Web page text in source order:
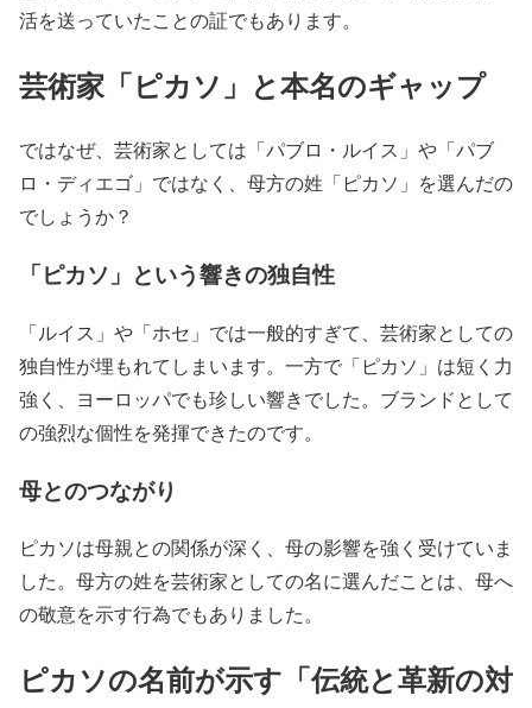
活を送っていたことの証でもあります。
芸術家「ピカソ」と本名のギャップ
ではなぜ、芸術家としては「パブロ・ルイス」や「パブ
ロ・ディエゴ」ではなく、母方の姓「ピカソ」を選んだの
でしょうか？
「ピカソ」という響きの独自性
「ルイス」や「ホセ」では一般的すぎて、芸術家としての
独自性が埋もれてしまいます。一方で「ピカソ」は短く力
強く、ヨーロッパでも珍しい響きでした。ブランドとして
の強烈な個性を発揮できたのです。
母とのつながり
ピカソは母親との関係が深く、母の影響を強く受けていま
した。母方の姓を芸術家としての名に選んだことは、母へ
の敬意を示す行為でもありました。
ピカソの名前が示す「伝統と革新の対